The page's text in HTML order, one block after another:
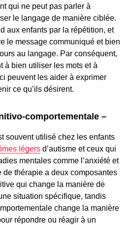
qui ne peut pas parler à
le langage de manière ciblée.
aux enfants par la répétition, et
le message communiqué et bien
au langage. Par conséquent,
à bien utiliser les mots et à
peuvent les aider à exprimer
ce qu’ils désirent.
comportementale –
souvent utilisé chez les enfants
légers d’autisme et ceux qui
mentales comme l’anxiété et
de thérapie a deux composantes
qui change la manière de
situation spécifique, tandis
change la manière
répondre ou réagir à un